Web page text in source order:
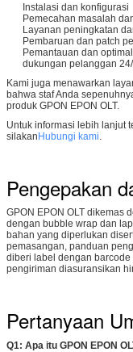
Instalasi dan konfigurasi
Pemecahan masalah
Layanan peningkatan
Pembaruan dan patch
Pemantauan dan
dukungan pelanggan
Kami juga menawarkan
bahwa staf Anda
produk GPON EPON OLT.
Untuk informasi lebih lanjut
silakanHubungi kami.
Pengepakan
GPON EPON OLT dikemas
dengan bubble wrap dan
bahan yang diperlukan
pemasangan, panduan
diberi label dengan
pengiriman diasuransikan
Pertanyaan
Q1: Apa itu GPON EPON